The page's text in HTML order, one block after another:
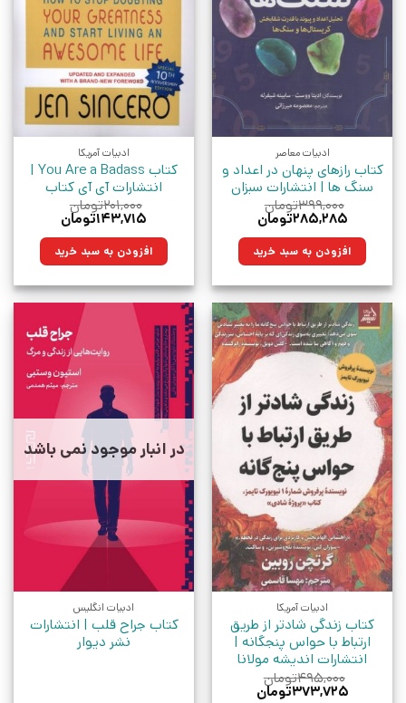
ادبیات معاصر
کتاب رازهای پنهان در اعداد و
سنگ ها | انتشارات سبزان
۳۹۹,۰۰۰تومان
قیمت
۳۹۹,۰۰۰تومان
بود.
۲۸۵,۲۸۵تومان
۲۸۵,۲۸۵تومان.افزودن به سبد خرید
ادبیات آمریکا
کتاب You Are a Badass |
انتشارات آی آی کتاب
۲۰۱,۰۰۰تومان
قیمت
۲۰۱,۰۰۰تومان
بود.
۱۴۳,۷۱۵تومان
۱۴۳,۷۱۵تومان.افزودن به سبد خرید
ادبیات آمریکا
کتاب زندگی شادتر از طریق
ارتباط با حواس پنجگانه |
انتشارات اندیشه مولانا
۴۹۵,۰۰۰تومان
قیمت
۳۷۳,۷۲۵تومان
در انبار موجود نمی باشد
ادبیات انگلیس
کتاب جراح قلب | انتشارات
نشر دیوار